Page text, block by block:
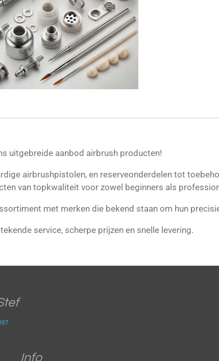
uitgebreide aanbod airbrush producten!
airbrushpistolen, en reserveonderdelen tot
van topkwaliteit voor zowel beginners als
met merken die bekend staan om hun
service, scherpe prijzen en snelle levering.
Info